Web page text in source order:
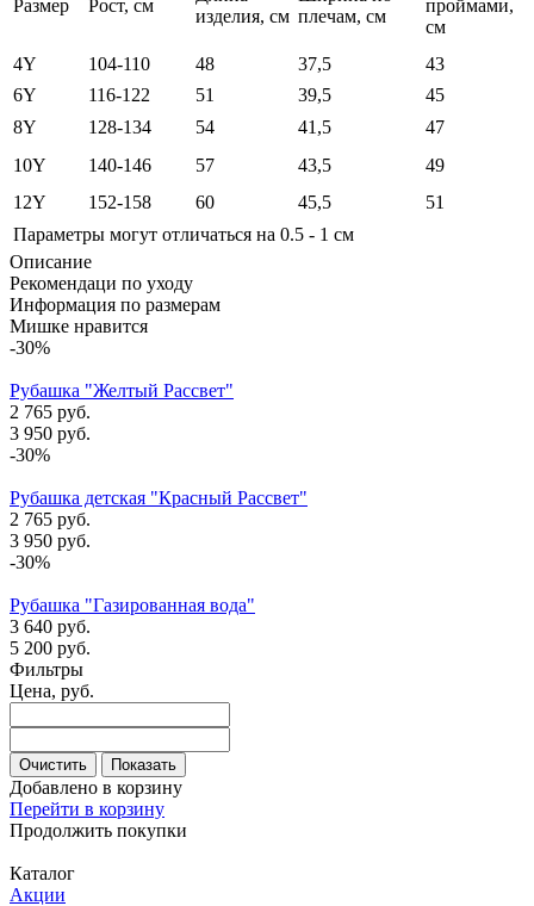
Размер Рост, см
изделия, см плечам, см
проймами,
см
4Y
104-110 48 37,5
43
6Y
116-122 51 39,5
45
8Y
128-134 54 41,5
47
10Y
140-146 57 43,5
49
12Y
152-158 60 45,5
51
Параметры могут отличаться на 0.5 - 1 см
Описание
Рекомендаци по уходу
Информация по размерам
Мишке нравится
-30%
Рубашка "Желтый Рассвет"
2 765 руб.
3 950 руб.
-30%
Рубашка детская "Красный Рассвет"
2 765 руб.
3 950 руб.
-30%
Рубашка "Газированная вода"
3 640 руб.
5 200 руб.
Фильтры
Цена, руб.
Очистить Показать
Добавлено в корзину
Перейти в корзину
Продолжить покупки
Каталог
Акции